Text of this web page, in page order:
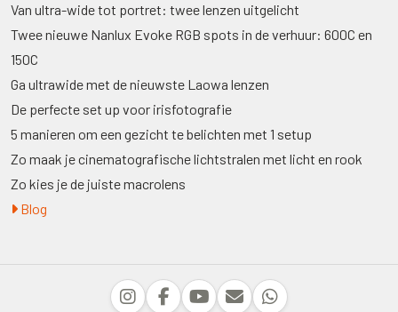
Van ultra-wide tot portret: twee lenzen uitgelicht
Twee nieuwe Nanlux Evoke RGB spots in de verhuur: 600C en
150C
Ga ultrawide met de nieuwste Laowa lenzen
De perfecte set up voor irisfotografie
5 manieren om een gezicht te belichten met 1 setup
Zo maak je cinematografische lichtstralen met licht en rook
Zo kies je de juiste macrolens
Blog